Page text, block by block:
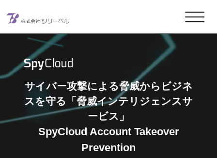
コンテンツへスキップ
メインナビゲーション
サイバー攻撃による脅威からビジネ
スを守る
「脅威インテリジェンスサ
ービス」
SpyCloud Account Takeover
Prevention